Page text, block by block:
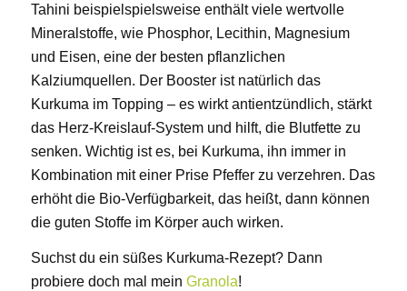
Tahini beispielspielsweise enthält viele wertvolle
Mineralstoffe, wie Phosphor, Lecithin, Magnesium
und Eisen, eine der besten pflanzlichen
Kalziumquellen. Der Booster ist natürlich das
Kurkuma im Topping – es wirkt antientzündlich, stärkt
das Herz-Kreislauf-System und hilft, die Blutfette zu
senken. Wichtig ist es, bei Kurkuma, ihn immer in
Kombination mit einer Prise Pfeffer zu verzehren. Das
erhöht die Bio-Verfügbarkeit, das heißt, dann können
die guten Stoffe im Körper auch wirken.
Suchst du ein süßes Kurkuma-Rezept? Dann
probiere doch mal mein Granola!